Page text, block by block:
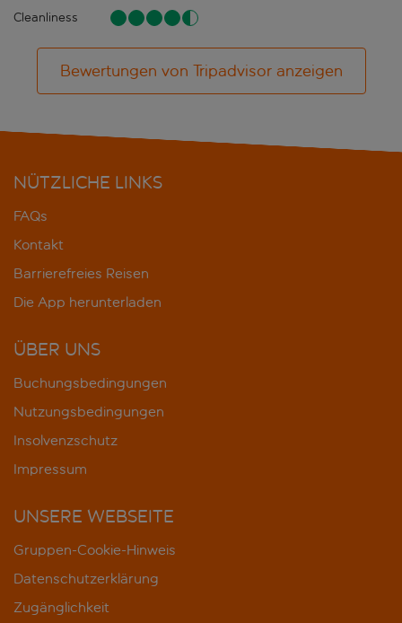
Cleanliness
Bewertungen von Tripadvisor anzeigen
NÜTZLICHE LINKS
FAQs
Kontakt
Barrierefreies Reisen
Die App herunterladen
ÜBER UNS
Buchungsbedingungen
Nutzungsbedingungen
Insolvenzschutz
Impressum
UNSERE WEBSEITE
Gruppen-Cookie-Hinweis
Datenschutzerklärung
Zugänglichkeit